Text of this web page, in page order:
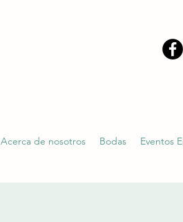
Acerca de nosotros Bodas Eventos